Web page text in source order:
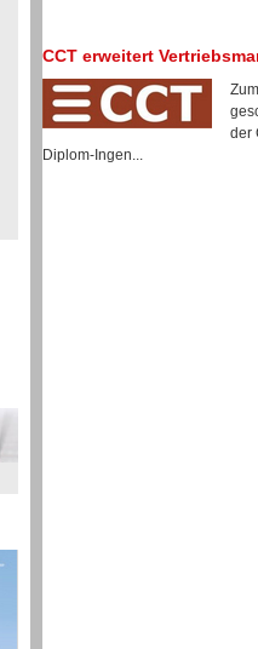
CCT erweitert
der
Diplom-Ingen...